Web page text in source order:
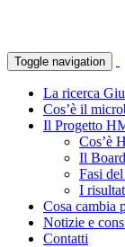
Toggle navigation
La ricerca
Cos’è il
Il Progetto
Cos’è
Il Board
Fasi
I
Cosa cambia
Notizie e
Contatti